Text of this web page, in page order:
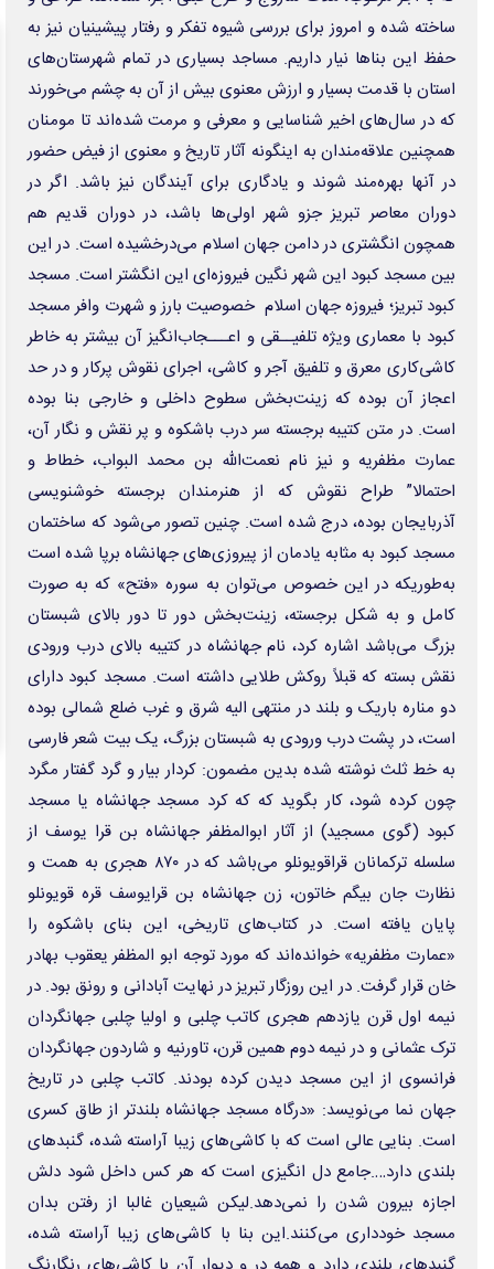
اخبار برتر آرشیو اخبار
تبادل‌نظر اعضای بریکس درباره نوآوری‌ها در حوزه خدمات آماری
کاهش آب رودخانه‌های آلمان، ۲۷ شهر ایتالیا در وضعیت هشدار گرما
بیش از ۱۷۰۰ مرگ بر اثر سریع‌ترین شیوع ابولا در جهان
زنگ خطر اقتصاد آلمان با کم‌آبی بی‌سابقه راین به صدا درآمد
گره تبدیل وضعیت نیروهای شرکتی / قانون مانع است یا پیمانکاران؟
گام جدید برای کاهش مصرف گاز در بخش خانگی
بلومبرگ: بحران سئوتا امکان به دنبال داشتن پیامدهای بی‌سابقه‌ای برای اروپا را
دارد
​​​​​​​آتش‌سوزی گسترده در کارخانه مواد شیمیایی در برزیل
آمریکا و پاراگوئه توافق‌نامه همکاری در زمینه انرژی هسته‌ای امضا کردند
رگبار و رعدوبرق در مازندران و ارتفاعات البرز مرکزی
اجرای بزرگترین مزرعه خورشیدی کشور در استان زنجان
از واگذاری سنتی دارایی‌های مازاد تا ورود ابزارهای بازار سرمایه
چرا گرانی تمام نمی‌شود؟ روایت یک اقتصاددان
دو کشته در برخورد دو بالگرد در یونان هنگام اطفای حریق
مغرب: انتشار شایعات و اطلاعات غلط منجر به هجوم بی‌سابقه مهاجران به سئوتا
شد
اظهار نگرانی پاپ لئو درباره بحران مهاجران در سئوتا
مدیریت بحران بنزین با توسعه سبد سوخت خودروها امکان‌پذیر است
مهلت ارائه اظهارنامه مالیات بر درآمد املاک تا پایان شهریور تمدید شد